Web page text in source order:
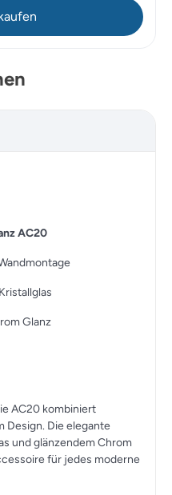
AC20
Glanz
AC20 kombiniert
Design. Die elegante
und glänzendem Chrom
für jedes moderne